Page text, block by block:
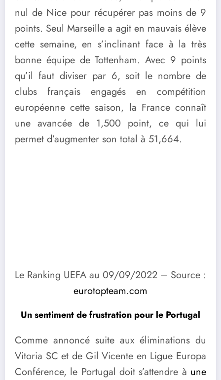
nul de Nice pour récupérer pas moins de 9
points. Seul Marseille a agit en mauvais élève
cette semaine, en s’inclinant face à la très
bonne équipe de Tottenham. Avec 9 points
qu’il faut diviser par 6, soit le nombre de
clubs français engagés en compétition
européenne cette saison, la France connaît
une avancée de 1,500 point, ce qui lui
permet d’augmenter son total à 51,664.
Le Ranking UEFA au 09/09/2022 – Source :
eurotopteam.com
Un sentiment de frustration pour le Portugal
Comme annoncé suite aux éliminations du
Vitoria SC et de Gil Vicente en Ligue Europa
Conférence, le Portugal doit s’attendre à une